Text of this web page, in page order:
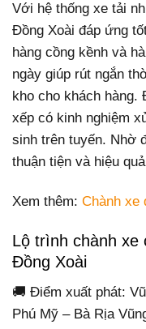
Với hệ thống xe tải
Đồng Xoài đáp ứng
hàng cồng kềnh và
ngày giúp rút ngắn
kho cho khách hàng.
xếp có kinh nghiệm
sinh trên tuyến. Nhờ
thuận tiện và hiệu
Xem thêm: Chành xe
Lộ trình chành xe
Đồng Xoài
🚚 Điểm xuất phát:
Phú Mỹ – Bà Rịa